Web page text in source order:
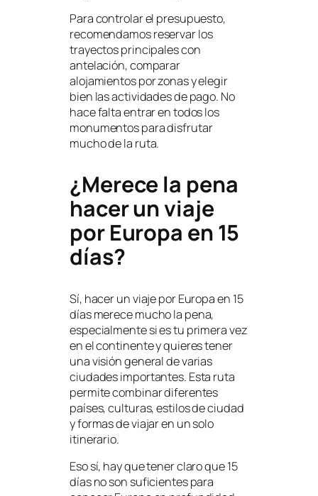
Para controlar el presupuesto,
recomendamos reservar los
trayectos principales con
antelación, comparar
alojamientos por zonas y elegir
bien las actividades de pago. No
hace falta entrar en todos los
monumentos para disfrutar
mucho de la ruta.
¿Merece la pena
hacer un viaje
por Europa en 15
días?
Sí, hacer un viaje por Europa en 15
días merece mucho la pena,
especialmente si es tu primera vez
en el continente y quieres tener
una visión general de varias
ciudades importantes. Esta ruta
permite combinar diferentes
países, culturas, estilos de ciudad
y formas de viajar en un solo
itinerario.
Eso sí, hay que tener claro que 15
días no son suficientes para